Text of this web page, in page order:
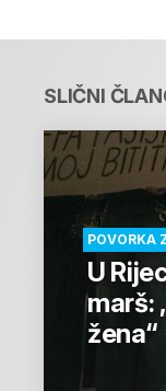
SLIČNI
POVORKA
U
marš:
žena“